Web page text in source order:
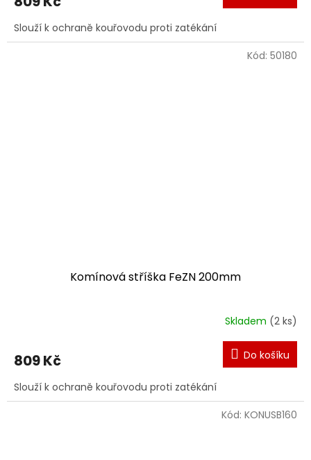
Slouží k ochraně kouřovodu proti zatékání
Komínová stříška FeZN 200mm
Skladem (2 ks)
809 Kč Do košíku
Slouží k ochraně kouřovodu proti zatékání
Kód: 50180
Kód: KONUSB160